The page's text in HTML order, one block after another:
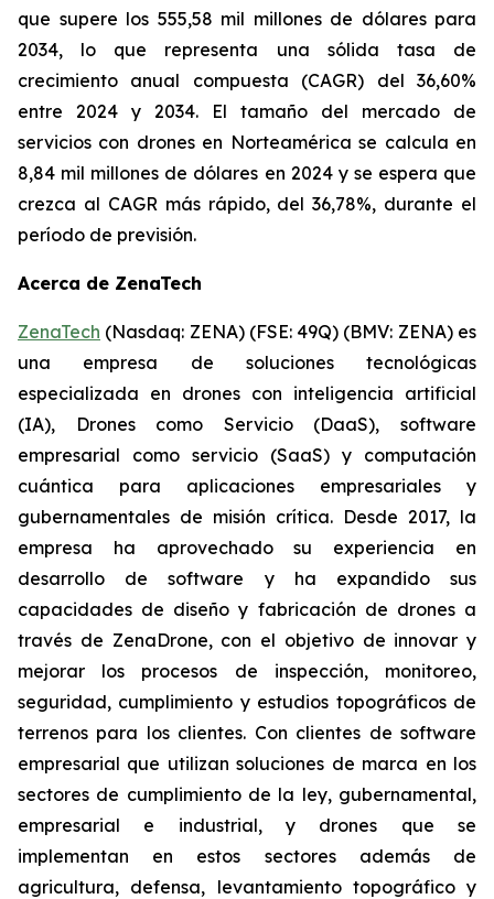
que supere los 555,58 mil millones de dólares para
2034, lo que representa una sólida tasa de
crecimiento anual compuesta (CAGR) del 36,60%
entre 2024 y 2034. El tamaño del mercado de
servicios con drones en Norteamérica se calcula en
8,84 mil millones de dólares en 2024 y se espera que
crezca al CAGR más rápido, del 36,78%, durante el
período de previsión.
Acerca de ZenaTech
ZenaTech (Nasdaq: ZENA) (FSE: 49Q) (BMV: ZENA) es
una empresa de soluciones tecnológicas
especializada en drones con inteligencia artificial
(IA), Drones como Servicio (DaaS), software
empresarial como servicio (SaaS) y computación
cuántica para aplicaciones empresariales y
gubernamentales de misión crítica. Desde 2017, la
empresa ha aprovechado su experiencia en
desarrollo de software y ha expandido sus
capacidades de diseño y fabricación de drones a
través de ZenaDrone, con el objetivo de innovar y
mejorar los procesos de inspección, monitoreo,
seguridad, cumplimiento y estudios topográficos de
terrenos para los clientes. Con clientes de software
empresarial que utilizan soluciones de marca en los
sectores de cumplimiento de la ley, gubernamental,
empresarial e industrial, y drones que se
implementan en estos sectores además de
agricultura, defensa, levantamiento topográfico y